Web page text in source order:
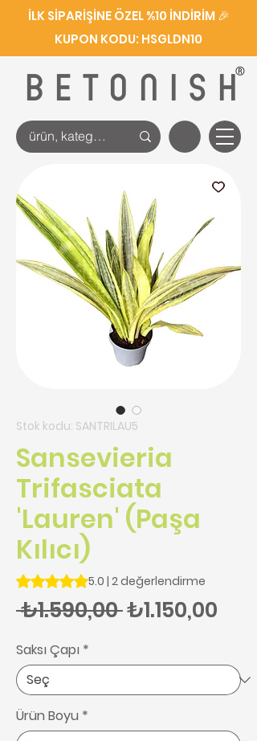
BETONISH
®
İLK SİPARİŞİNE ÖZEL %10 İNDİRİM 🎉
KUPON KODU: HSGLDN10
Stok kodu: SANTRILAU5
Sansevieria
Trifasciata
'Lauren' (Paşa
Kılıcı)
2 değerlendirmeye göre beş yıldız
5.0 | 2 değerlendirme
₺1.590,00 Normal Fiyat
₺1.150,00
Saksı Çapı *
Ürün Boyu *